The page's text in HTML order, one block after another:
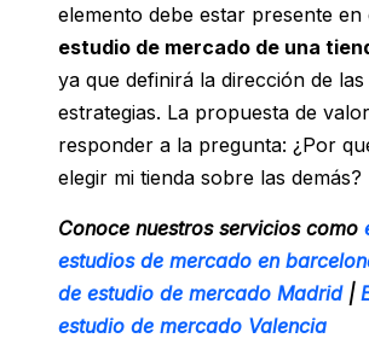
elemento debe estar presente en
estudio de mercado de una
ya que definirá la dirección de
estrategias. La propuesta de
responder a la pregunta: ¿Por
elegir mi tienda sobre las demás?
Conoce nuestros servicios como
estudios de mercado en
de estudio de mercado Madrid|
estudio de mercado Valencia